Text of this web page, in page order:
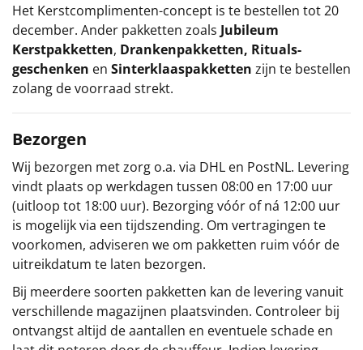
Het Kerstcomplimenten-concept is te bestellen tot 20
december. Ander pakketten zoals Jubileum
Kerstpakketten, Drankenpakketten, Rituals-
geschenken en Sinterklaaspakketten zijn te bestellen
zolang de voorraad strekt.
Bezorgen
Wij bezorgen met zorg o.a. via DHL en PostNL. Levering
vindt plaats op werkdagen tussen 08:00 en 17:00 uur
(uitloop tot 18:00 uur). Bezorging vóór of ná 12:00 uur
is mogelijk via een tijdszending. Om vertragingen te
voorkomen, adviseren we om pakketten ruim vóór de
uitreikdatum te laten bezorgen.
Bij meerdere soorten pakketten kan de levering vanuit
verschillende magazijnen plaatsvinden. Controleer bij
ontvangst altijd de aantallen en eventuele schade en